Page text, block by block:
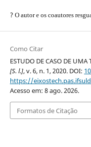
? O autor e os coautores
Como Citar
ESTUDO DE CASO DE UMA
[S. l.], v. 6, n. 1, 2020. DOI:
https://
Acesso em: 8 ago. 2026.
Formatos de Citação